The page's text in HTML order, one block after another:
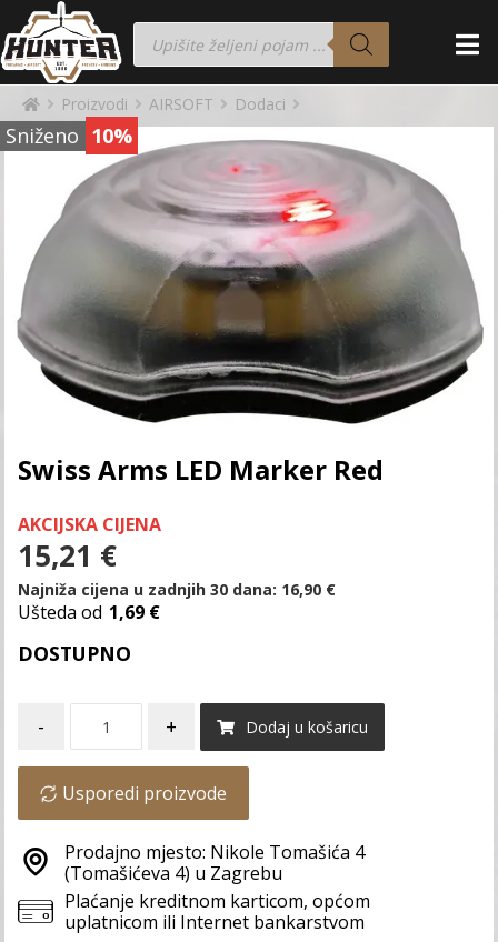
Proizvodi AIRSOFT Dodaci
Sniženo 10%
Swiss Arms LED Marker Red
AKCIJSKA CIJENA
15,21 €
Najniža cijena u zadnjih 30 dana: 16,90 €
Ušteda od 1,69 €
DOSTUPNO
- + Dodaj u košaricu
Usporedi proizvode
Prodajno mjesto: Nikole Tomašića 4
(Tomašićeva 4) u Zagrebu
Plaćanje kreditnom karticom, općom
uplatnicom ili Internet bankarstvom